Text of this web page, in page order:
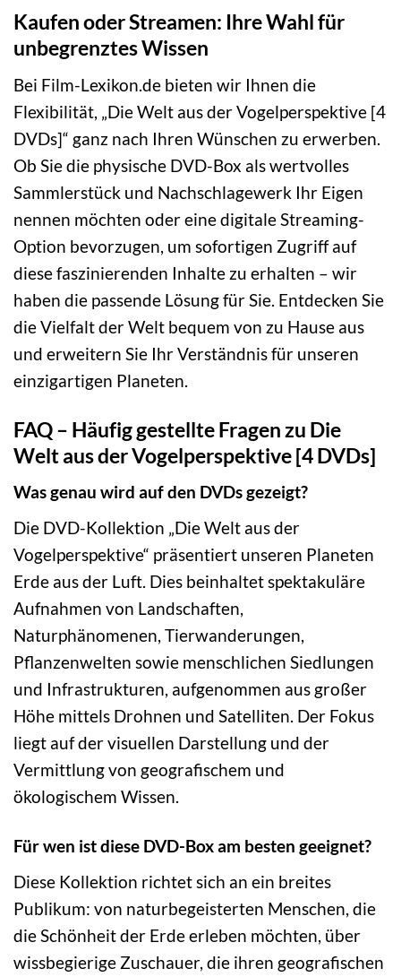
Kaufen oder Streamen: Ihre Wahl für
unbegrenztes Wissen
Bei Film-Lexikon.de bieten wir Ihnen die
Flexibilität, „Die Welt aus der Vogelperspektive [4
DVDs]“ ganz nach Ihren Wünschen zu erwerben.
Ob Sie die physische DVD-Box als wertvolles
Sammlerstück und Nachschlagewerk Ihr Eigen
nennen möchten oder eine digitale Streaming-
Option bevorzugen, um sofortigen Zugriff auf
diese faszinierenden Inhalte zu erhalten – wir
haben die passende Lösung für Sie. Entdecken Sie
die Vielfalt der Welt bequem von zu Hause aus
und erweitern Sie Ihr Verständnis für unseren
einzigartigen Planeten.
FAQ – Häufig gestellte Fragen zu Die
Welt aus der Vogelperspektive [4 DVDs]
Was genau wird auf den DVDs gezeigt?
Die DVD-Kollektion „Die Welt aus der
Vogelperspektive“ präsentiert unseren Planeten
Erde aus der Luft. Dies beinhaltet spektakuläre
Aufnahmen von Landschaften,
Naturphänomenen, Tierwanderungen,
Pflanzenwelten sowie menschlichen Siedlungen
und Infrastrukturen, aufgenommen aus großer
Höhe mittels Drohnen und Satelliten. Der Fokus
liegt auf der visuellen Darstellung und der
Vermittlung von geografischem und
ökologischem Wissen.
Für wen ist diese DVD-Box am besten geeignet?
Diese Kollektion richtet sich an ein breites
Publikum: von naturbegeisterten Menschen, die
die Schönheit der Erde erleben möchten, über
wissbegierige Zuschauer, die ihren geografischen